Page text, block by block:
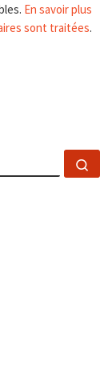
En savoir plus
sont traitées.